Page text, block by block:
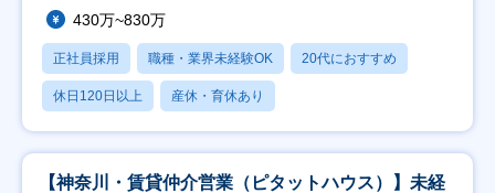
430万~830万
正社員採用 職種・業界未経験OK 20代におすすめ
休日120日以上 産休・育休あり
【神奈川・賃貸仲介営業（ピタットハウス）】未経